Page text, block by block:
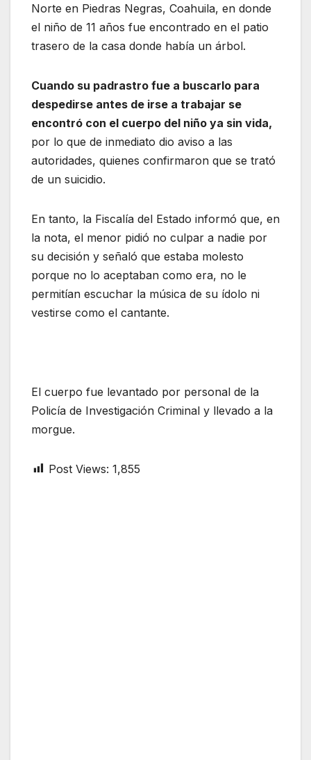
Norte en Piedras Negras, Coahuila, en donde
el niño de 11 años fue encontrado en el patio
trasero de la casa donde había un árbol.
Cuando su padrastro fue a buscarlo para
despedirse antes de irse a trabajar se
encontró con el cuerpo del niño ya sin vida,
por lo que de inmediato dio aviso a las
autoridades, quienes confirmaron que se trató
de un suicidio.
En tanto, la Fiscalía del Estado informó que, en
la nota, el menor pidió no culpar a nadie por
su decisión y señaló que estaba molesto
porque no lo aceptaban como era, no le
permitían escuchar la música de su ídolo ni
vestirse como el cantante.
El cuerpo fue levantado por personal de la
Policía de Investigación Criminal y llevado a la
morgue.
Post Views: 1,855